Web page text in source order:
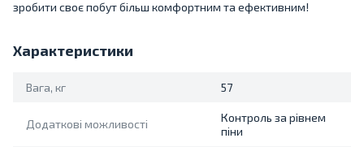
зробити своє побут більш комфортним та ефективним!
Характеристики
Вага, кг 57
Додаткові можливості
Контроль за рівнем
піни